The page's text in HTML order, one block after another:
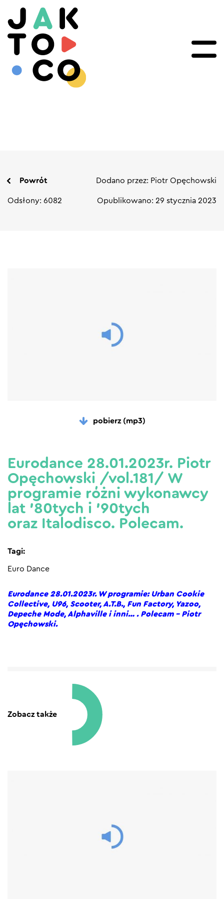
Powrót Dodano przez: Piotr Opęchowski
Odsłony: 6082 Opublikowano: 29 stycznia 2023
pobierz (mp3)
Eurodance 28.01.2023r. Piotr
Opęchowski /vol.181/ W
programie różni wykonawcy
lat ’80tych i ’90tych
oraz Italodisco. Polecam.
Tagi:
Euro Dance
Eurodance 28.01.2023r. W programie: Urban Cookie
Collective, U96, Scooter, A.T.B., Fun Factory, Yazoo,
Depeche Mode, Alphaville i inni… . Polecam – Piotr
Opęchowski.
Zobacz także